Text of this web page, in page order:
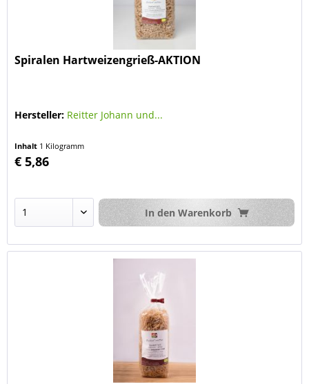
Spiralen Hartweizengrieß-AKTION
Hersteller: Reitter Johann und...
Inhalt 1 Kilogramm
€ 5,86
In den Warenkorb